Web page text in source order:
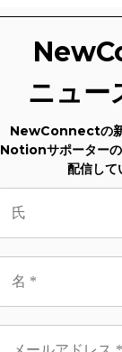
ニュー
NewConnectの新
Notionサポーター
配信して